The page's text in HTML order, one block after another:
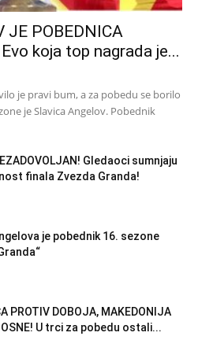
JE POBEDNICA
koja top nagrada je...
je pravi bum, a za pobedu se borilo
je Slavica Angelov. Pobednik
Gledaoci sumnjaju
finala Zvezda Granda!
je pobednik 16. sezone
PROTIV DOBOJA, MAKEDONIJA
U trci za pobedu ostali...